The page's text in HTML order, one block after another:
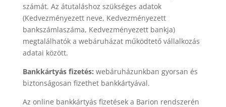
számát. Az átutaláshoz szükséges adatok
(Kedvezményezett neve, Kedvezményezett
bankszámlaszáma, Kedvezményezett bankja)
megtalálhatók a webáruházat működtető vállalkozás
adatai között.
Bankkártyás fizetés: webáruházunkban gyorsan és
biztonságosan fizethet bankkártyával.
Az online bankkártyás fizetések a Barion rendszerén